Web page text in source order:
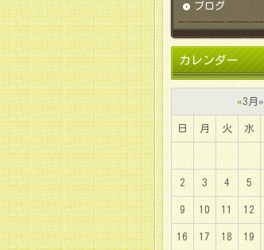
ブログ
カレンダー
«3月»
日 月 火 水
2 3 4 5
9 10 11 12
16 17 18 19